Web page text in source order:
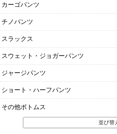
カーゴパンツ
チノパンツ
スラックス
スウェット・ジョガーパンツ
ジャージパンツ
ショート・ハーフパンツ
その他ボトムス
並び替